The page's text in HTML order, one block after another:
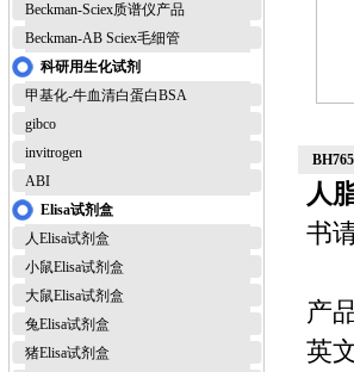
Beckman-Sciex质谱仪产品
Beckman-AB Sciex毛细管
科研用生化试剂
甲基化-牛血清白蛋白BSA
gibco
invitrogen
ABI
Elisa试剂盒
人Elisa试剂盒
小鼠Elisa试剂盒
大鼠Elisa试剂盒
兔Elisa试剂盒
猪Elisa试剂盒
人
书
产
英